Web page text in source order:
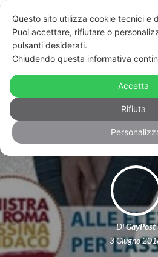
Facebook
candidati gay per
quelli degli
DiGayPost
3 Giugno
Questo sito utilizza cookie tecnici e
Puoi accettare, rifiutare o
pulsanti desiderati.
Chiudendo questa informativa
Accetta
Rifiuta